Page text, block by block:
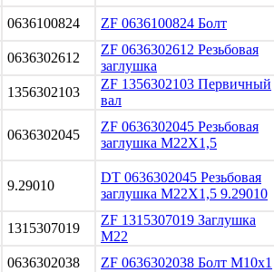
0636100824 ZF 0636100824 Болт
0636302612
ZF 0636302612 Резьбовая
заглушка
1356302103
ZF 1356302103 Первичный
вал
0636302045
ZF 0636302045 Резьбовая
заглушка M22X1,5
9.29010
DT 0636302045 Резьбовая
заглушка M22X1,5 9.29010
1315307019
ZF 1315307019 Заглушка
М22
0636302038 ZF 0636302038 Болт M10x1